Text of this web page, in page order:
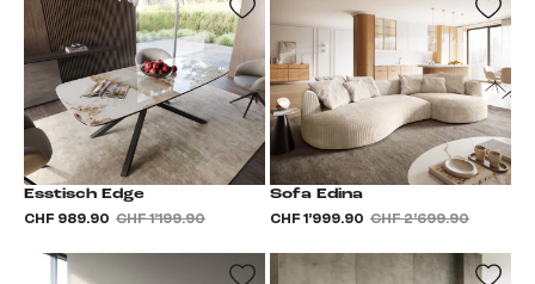
Esstisch Edge
CHF 989.90 CHF 1’199.90
Sofa Edina
CHF 1’999.90 CHF 2’699.90